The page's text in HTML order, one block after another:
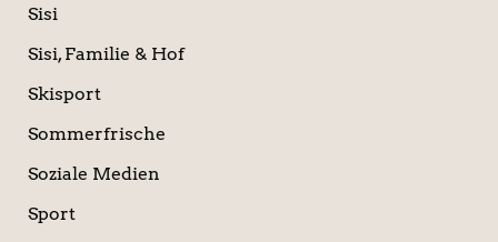
Sisi
Sisi, Familie & Hof
Skisport
Sommerfrische
Soziale Medien
Sport